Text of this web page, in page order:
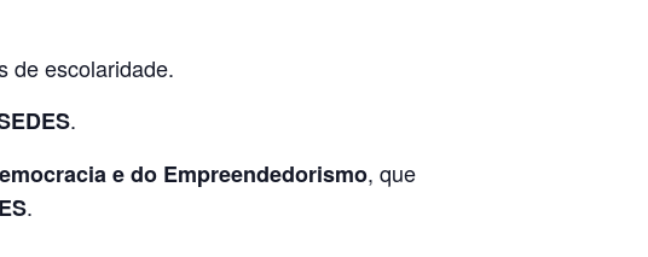
de escolaridade.
.
e do Empreendedorismo, que
.